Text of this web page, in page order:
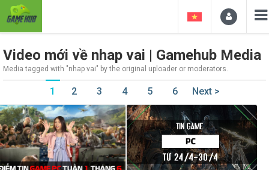
Video mới về nhap vai | Gamehub Media
Media tagged with "nhap vai" by the original uploader or moderators.
1 2 3 4 5 6 Next >